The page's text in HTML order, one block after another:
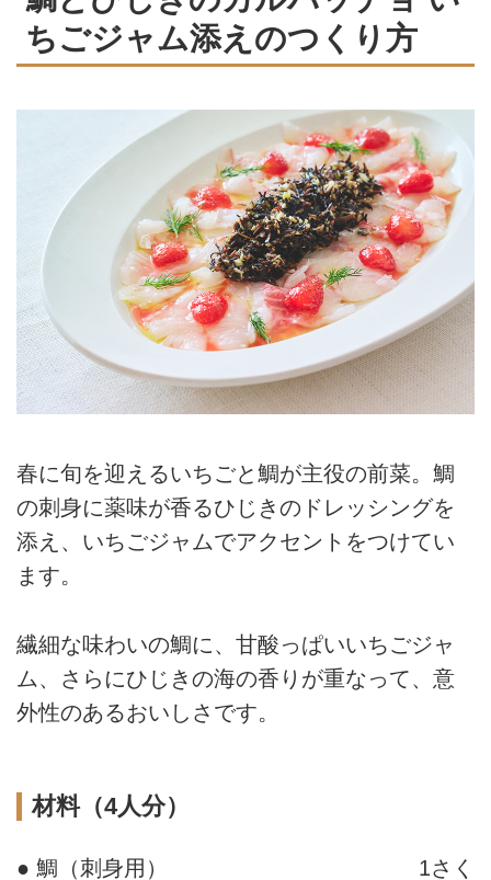
ちごジャム添えのつくり方
春に旬を迎えるいちごと鯛が主役の前菜。鯛
の刺身に薬味が香るひじきのドレッシングを
添え、いちごジャムでアクセントをつけてい
ます。
繊細な味わいの鯛に、甘酸っぱいいちごジャ
ム、さらにひじきの海の香りが重なって、意
外性のあるおいしさです。
材料（4人分）
● 鯛（刺身用） 1さく